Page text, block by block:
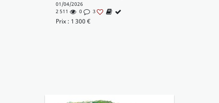
01/04/2026
2 511
0 3
Prix : 1 300 €